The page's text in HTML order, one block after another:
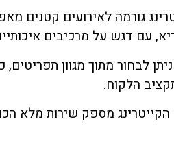
גורמה לאירועים קטנים
עם דגש על מרכיבים
לבחור מתוך מגוון
הלקוח.
מספק שירות מלא